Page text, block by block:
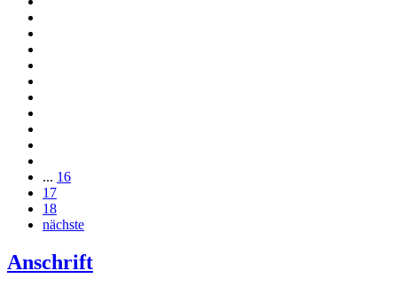
... 16
17
18
nächste
Anschrift